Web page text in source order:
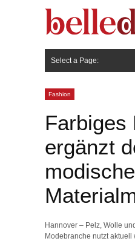
Select a Page:
Fashion
Farbiges
ergänzt
Hannover – Pelz, Wolle
Modebranche nutzt aktuell